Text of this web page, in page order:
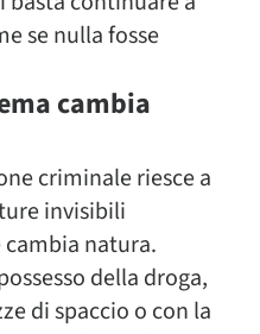
se nulla fosse
cambia
criminale riesce a
invisibili
natura.
della droga,
di spaccio o con la